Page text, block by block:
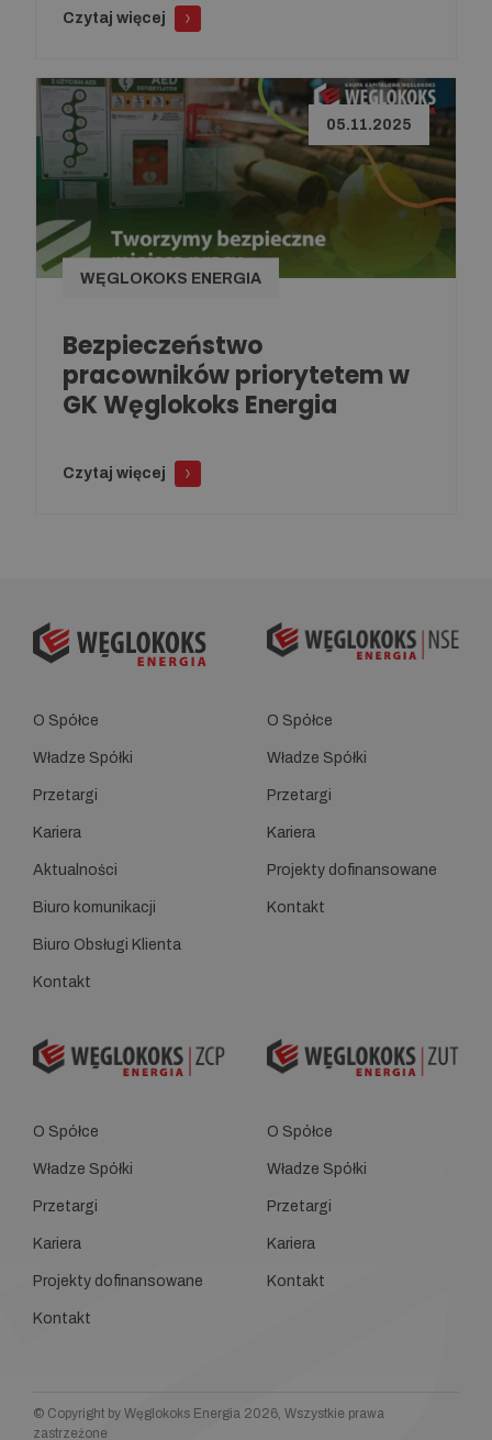
Czytaj więcej
05.11.2025
WĘGLOKOKS ENERGIA
Bezpieczeństwo
pracowników priorytetem w
GK Węglokoks Energia
Czytaj więcej
O Spółce
Władze Spółki
Przetargi
Kariera
Aktualności
Biuro komunikacji
Biuro Obsługi Klienta
Kontakt
O Spółce
Władze Spółki
Przetargi
Kariera
Projekty dofinansowane
Kontakt
O Spółce
Władze Spółki
Przetargi
Kariera
Projekty dofinansowane
Kontakt
O Spółce
Władze Spółki
Przetargi
Kariera
Kontakt
© Copyright by Węglokoks Energia 2026, Wszystkie prawa
zastrzeżone